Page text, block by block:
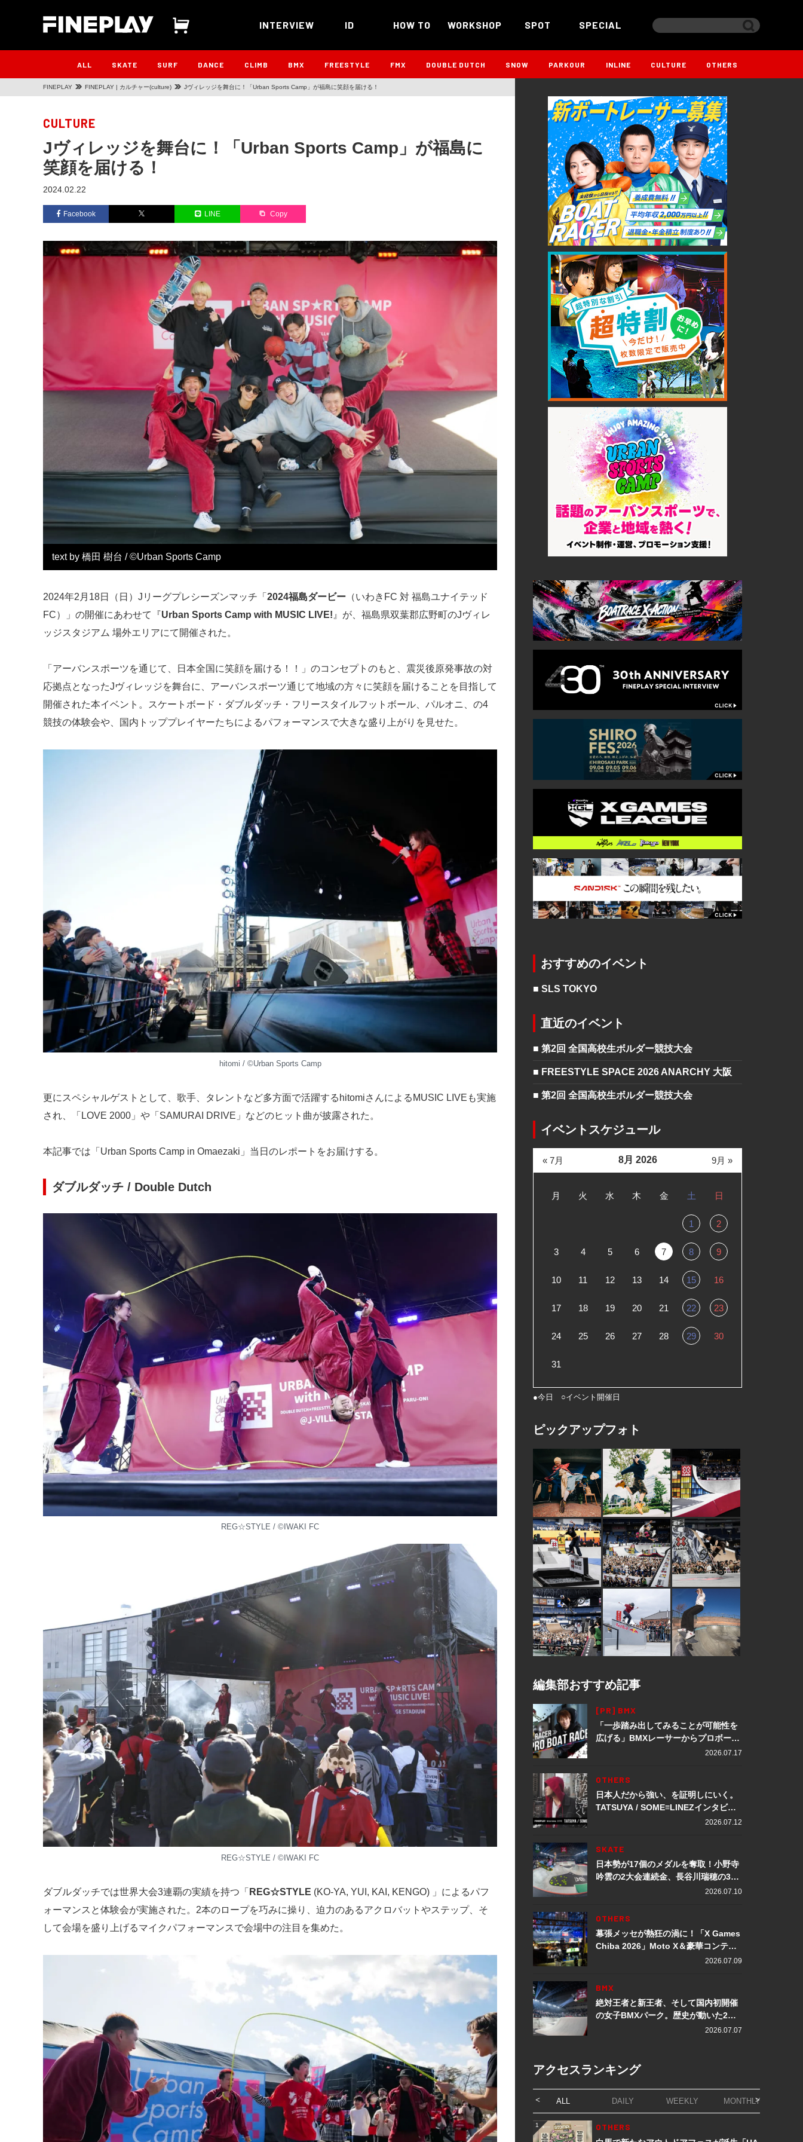
INTERVIEW ID HOW TO WORKSHOP SPOT SPECIAL
ALL SKATE SURF DANCE CLIMB BMX FREESTYLE FMX DOUBLE DUTCH SNOW PARKOUR INLINE CULTURE OTHERS
FINEPLAY FINEPLAY | カルチャー(culture) Jヴィレッジを舞台に！「Urban Sports Camp」が福島に笑顔を届ける！
CULTURE
Jヴィレッジを舞台に！「Urban Sports Camp」が福島に
笑顔を届ける！
2024.02.22
Facebook LINE Copy
text by 橋田 樹台 / ©︎Urban Sports Camp
2024年2月18日（日）Jリーグプレシーズンマッチ「 2024福島ダービー （いわきFC 対 福島ユナイテッド
FC）」の開催にあわせて『Urban Sports Camp with MUSIC LIVE! 』が、福島県双葉郡広野町のJヴィレ
ッジスタジアム 場外エリアにて開催された。
「アーバンスポーツを通じて、日本全国に笑顔を届ける！！」のコンセプトのもと、震災後原発事故の対
応拠点となったJヴィレッジを舞台に、アーバンスポーツ通じて地域の方々に笑顔を届けることを目指して
開催された本イベント。スケートボード・ダブルダッチ・フリースタイルフットボール、パルオニ、の4
競技の体験会や、国内トッププレイヤーたちによるパフォーマンスで大きな盛り上がりを見せた。
hitomi / ©︎Urban Sports Camp
更にスペシャルゲストとして、歌手、タレントなど多方面で活躍するhitomiさんによるMUSIC LIVEも実施
され、「LOVE 2000」や「SAMURAI DRIVE」などのヒット曲が披露された。
本記事では「Urban Sports Camp in Omaezaki」当日のレポートをお届けする。
ダブルダッチ / Double Dutch
REG☆STYLE / ©IWAKI FC
REG☆STYLE / ©IWAKI FC
ダブルダッチでは世界大会3連覇の実績を持つ「 REG☆STYLE (KO-YA, YUI, KAI, KENGO) 」によるパフ
ォーマンスと体験会が実施された。2本のロープを巧みに操り、迫力のあるアクロバットやステップ、そ
して会場を盛り上げるマイクパフォーマンスで会場中の注目を集めた。
おすすめのイベント
■ SLS TOKYO
直近のイベント
■ 第2回 全国高校生ボルダー競技大会
■ FREESTYLE SPACE 2026 ANARCHY 大阪
■ 第2回 全国高校生ボルダー競技大会
イベントスケジュール
8月 2026
月 火 水 木 金 土 日
1 2
3 4 5 6 7 8 9
10 11 12 13 14 15 16
17 18 19 20 21 22 23
24 25 26 27 28 29 30
31
« 7月 9月 »
●今日 ○イベント開催日
ピックアップフォト
編集部おすすめ記事
[PR] BMX
「一歩踏み出してみることが可能性を
広げる」BMXレーサーからプロボート
レーサーへ転身。上田龍星が体現する
2026.07.17
OTHERS
日本人だから強い、を証明しにいく。
TATSUYA / SOME≡LINEZインタビュ
2026.07.12
SKATE
日本勢が17個のメダルを奪取！小野寺
吟雲の2大会連続金、長谷川瑞穂の3メ
ダル獲得など数々の快挙をプレイバッ
2026.07.10
OTHERS
幕張メッセが熱狂の渦に！「X Games
Chiba 2026」Moto X＆豪華コンテン
2026.07.09
BMX
絶対王者と新王者、そして国内初開催
の女子BMXパーク。歴史が動いた2日
2026.07.07
アクセスランキング
ALL DAILY WEEKLY MONTHLY
1 OTHERS